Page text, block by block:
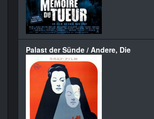
Palast der Sünde / Andere, Die